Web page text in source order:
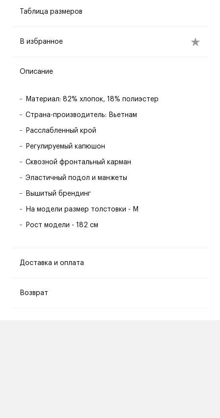
Таблица размеров
В избранное
Описание
Материал: 82% хлопок, 18% полиэстер
Страна-производитель: Вьетнам
Расслабленный крой
Регулируемый капюшон
Сквозной фронтальный карман
Эластичный подол и манжеты
Вышитый брендинг
На модели размер толстовки - M
Рост модели - 182 см
Доставка и оплата
Возврат